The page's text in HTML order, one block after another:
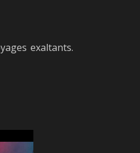
exaltants.